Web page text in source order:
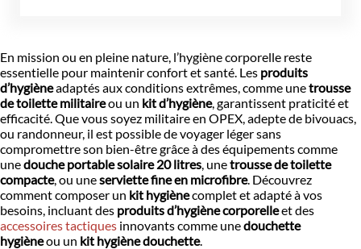
En mission ou en pleine nature, l’hygiène corporelle reste
essentielle pour maintenir confort et santé. Les produits
d’hygièneadaptés aux conditions extrêmes, comme unetrousse
de toilette militaireou un kit d’hygiène, garantissent praticité et
efficacité. Que vous soyez militaire en OPEX, adepte de bivouacs,
ou randonneur, il est possible de voyager léger sans
compromettre son bien-être grâce à des équipements comme
unedouche portable solaire 20 litres, unetrousse de toilette
compacte, ou uneserviette fine en microfibre. Découvrez
comment composer un kit hygiènecomplet et adapté à vos
besoins, incluant des produits d’hygiène corporelleet des
accessoires tactiques innovants comme unedouchette
hygièneou un kit hygiène douchette.